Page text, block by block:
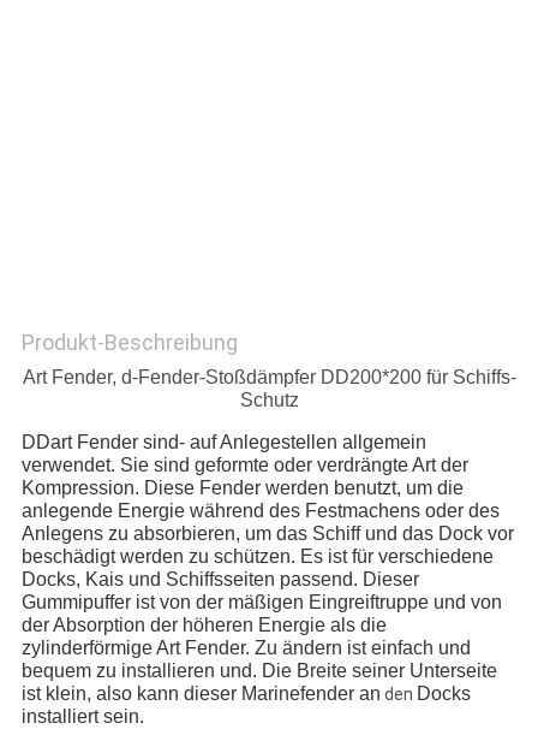
Produkt-Beschreibung
Art Fender, d-Fender-Stoßdämpfer DD200*200 für Schiffs-
Schutz
DDart Fender sind- auf Anlegestellen allgemein
verwendet. Sie sind geformte oder verdrängte Art der
Kompression. Diese Fender werden benutzt, um die
anlegende Energie während des Festmachens oder des
Anlegens zu absorbieren, um das Schiff und das Dock vor
beschädigt werden zu schützen. Es ist für verschiedene
Docks, Kais und Schiffsseiten passend. Dieser
Gummipuffer ist von der mäßigen Eingreiftruppe und von
der Absorption der höheren Energie als die
zylinderförmige Art Fender. Zu ändern ist einfach und
bequem zu installieren und. Die Breite seiner Unterseite
ist klein, also kann dieser Marinefender an den Docks
installiert sein.